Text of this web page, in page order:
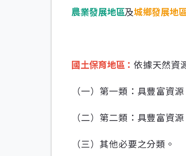
農業發展地區及城鄉發展地
國土保育地區： 依據天然資
（一）第一類：具豐富資
（二）第二類：具豐富資
（三）其他必要之分類。